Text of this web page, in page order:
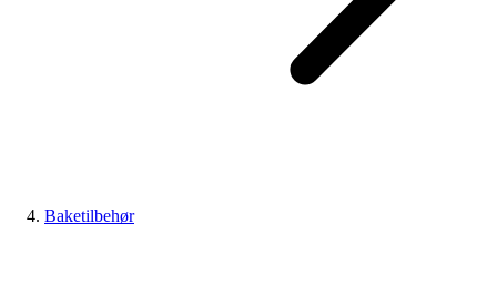
Baketilbehør